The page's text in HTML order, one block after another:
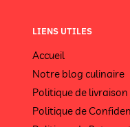
LIENS UTILES
Accueil
Notre blog culinaire
Politique de livraison
Politique de